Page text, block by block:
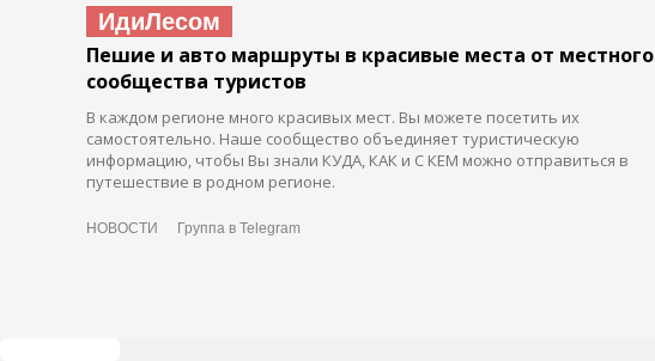
ИдиЛесом
Пешие и авто маршруты в красивые места от местного
сообщества туристов
В каждом регионе много красивых мест. Вы можете посетить их
самостоятельно. Наше сообщество объединяет туристическую
информацию, чтобы Вы знали КУДА, КАК и С КЕМ можно отправиться в
путешествие в родном регионе.
НОВОСТИ Группа в Telegram